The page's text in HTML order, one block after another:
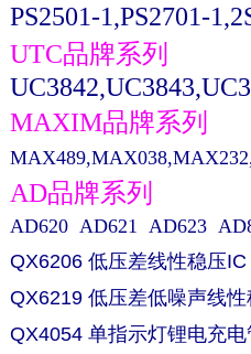
PS2501-1,PS2701-
UTC品牌系列
MAXIM品牌系列
AD品牌系列
AD620 AD621 AD623
QX6206 低压差线性稳压IC
QX6219 低压差低噪声线
QX4054 单指示灯锂电充